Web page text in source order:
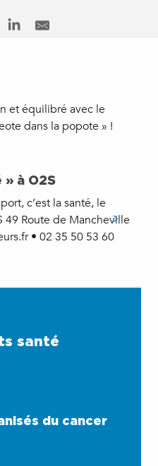
et équilibré avec le
dans la popote » !
à O2S
c’est la santé, le
49 Route de Mancheville
• 02 35 50 53 60
santé
du cancer